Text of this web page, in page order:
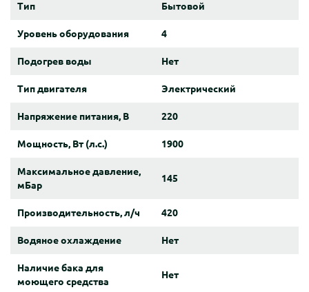
Тип Бытовой
Уровень оборудования 4
Подогрев воды Нет
Тип двигателя Электрический
Напряжение питания, В 220
Мощность, Вт (л.с.) 1900
Максимальное давление,
мБар
145
Производительность, л/ч 420
Водяное охлаждение Нет
Наличие бака для
моющего средства
Нет